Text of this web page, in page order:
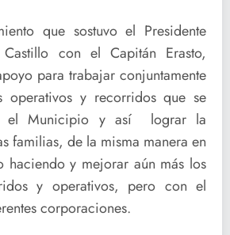
que sostuvo el Presidente
con el Capitán Erasto,
para trabajar conjuntamente
operativos y recorridos que se
el Municipio y así lograr la
familias, de la misma manera en
haciendo y mejorar aún más los
y operativos, pero con el
corporaciones.